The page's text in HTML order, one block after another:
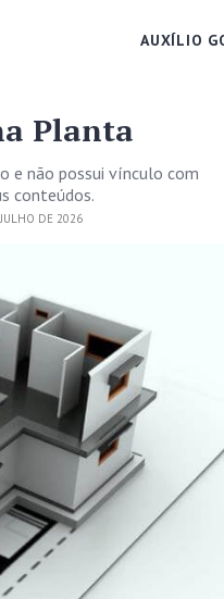
AUXÍLIO
Planta
e não possui vínculo com
conteúdos.
DE 2026